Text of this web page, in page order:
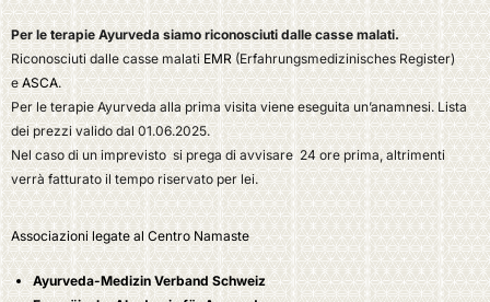
Per le terapie Ayurveda siamo riconosciuti dalle casse malati.
Riconosciuti dalle casse malatiEMR(Erfahrungsmedizinisches Register)
eASCA.
Per le terapie Ayurveda alla prima visita viene eseguita un’anamnesi. Lista
dei prezzi valido dal 01.06.2025.
Nel caso di un imprevisto si prega di avvisare 24 ore prima, altrimenti
verrà fatturato il tempo riservato per lei.
Associazioni legate al Centro Namaste
Ayurveda-Medizin Verband Schweiz